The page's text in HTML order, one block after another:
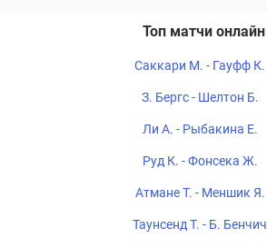
Топ матчи онлайн
Саккари М. - Гауфф К.
З. Бергс - Шелтон Б.
Ли А. - Рыбакина Е.
Руд К. - Фонсека Ж.
Атмане Т. - Меншик Я.
Таунсенд Т. - Б. Бенчич